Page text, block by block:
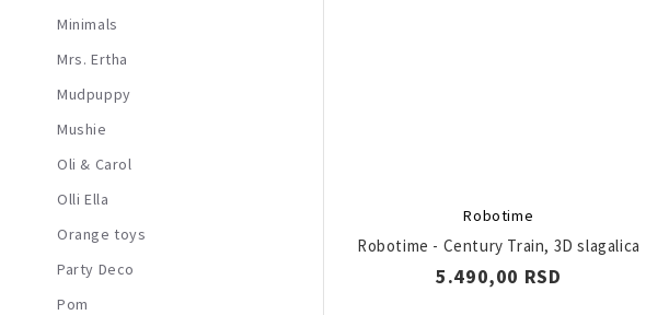
Minimals
Mrs. Ertha
Mudpuppy
Mushie
Oli & Carol
Olli Ella
Orange toys
Party Deco
Pom
Robotime
Robotime - Century Train, 3D slagalica
5.490,00 RSD